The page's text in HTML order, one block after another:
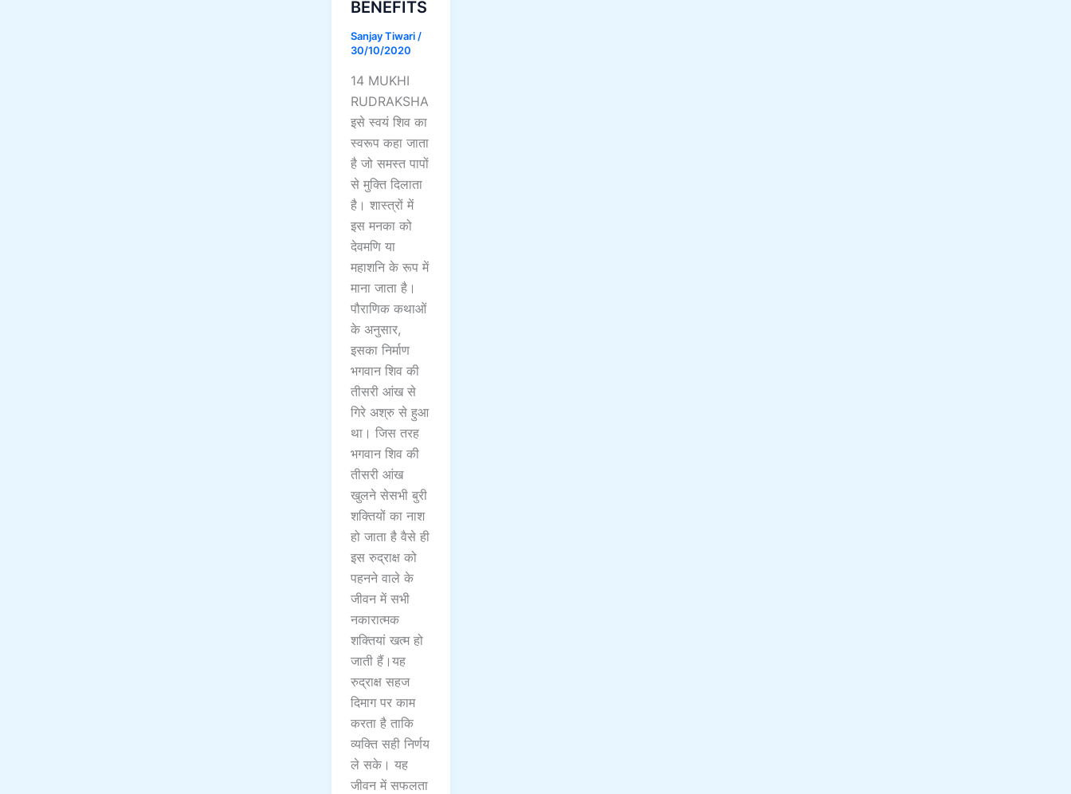
BENEFITS
Sanjay Tiwari /
30/10/2020
14 MUKHI
RUDRAKSHA
इसे स्वयं शिव का
स्वरूप कहा जाता
है जो समस्त पापों
से मुक्ति दिलाता
है। शास्त्रों में
इस मनका को
देवमणि या
महाशनि के रूप में
माना जाता है।
पौराणिक कथाओं
के अनुसार,
इसका निर्माण
भगवान शिव की
तीसरी आंख से
गिरे अश्रु से हुआ
था। जिस तरह
भगवान शिव की
तीसरी आंख
खुलने सेसभी बुरी
शक्तियों का नाश
हो जाता है वैसे ही
इस रुद्राक्ष को
पहनने वाले के
जीवन में सभी
नकारात्मक
शक्तियां खत्म हो
जाती हैं।यह
रुद्राक्ष सहज
दिमाग पर काम
करता है ताकि
व्यक्ति सही निर्णय
ले सके। यह
जीवन में सफलता